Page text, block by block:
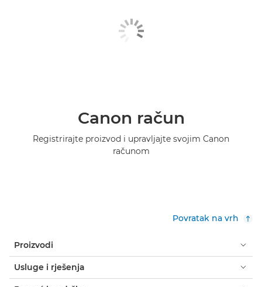
Canon račun
Registrirajte proizvod i upravljajte svojim Canon
računom
Povratak na vrh
Proizvodi
Usluge i rješenja